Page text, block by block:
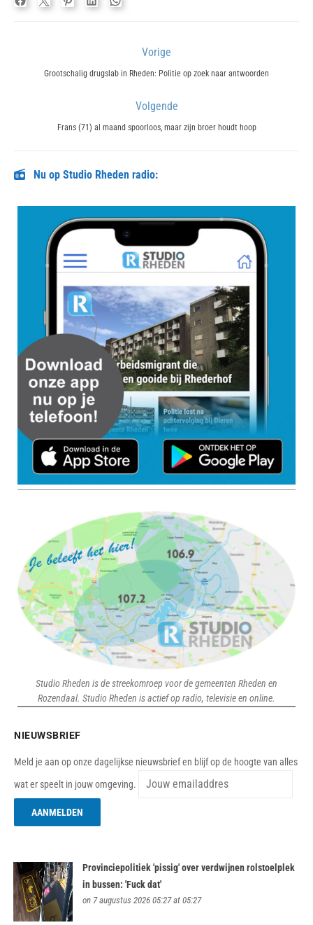
navigatie
Vorige
Previous
Grootschalig drugslab in Rheden: Politie op zoek naar antwoorden
Volgende
Next
Frans (71) al maand spoorloos, maar zijn broer houdt hoop
Nu op Studio Rheden radio:
Studio Rheden is de streekomroep voor de gemeenten Rheden en
Rozendaal. Studio Rheden is actief op radio, televisie en online.
NIEUWSBRIEF
Meld je aan op onze dagelijkse nieuwsbrief en blijf op de hoogte van alles
wat er speelt in jouw omgeving.
Provinciepolitiek 'pissig' over verdwijnen rolstoelplek
in bussen: 'Fuck dat'
on 7 augustus 2026 05:27 at 05:27